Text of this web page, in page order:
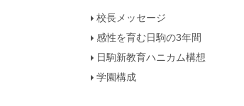
校長メッセージ
感性を育む日駒の3年間
日駒新教育ハニカム構想
学園構成